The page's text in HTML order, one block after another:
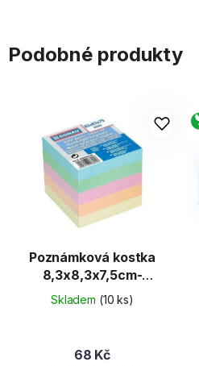
Podobné produkty
Poznámková kostka
8,3x8,3x7,5cm-
5barevná nelepená
Skladem (10 ks)
68 Kč